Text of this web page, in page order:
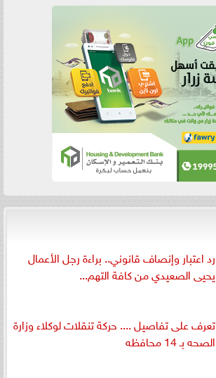
رد اعتبار وإنصاف قانوني.. براءة رجل الأعمال
يحيى الصعيدي من كافة التهم...
تعرف على تفاصيل .... حركة تنقلات لوكلاء وزارة
الصحه بـ 14 محافظه